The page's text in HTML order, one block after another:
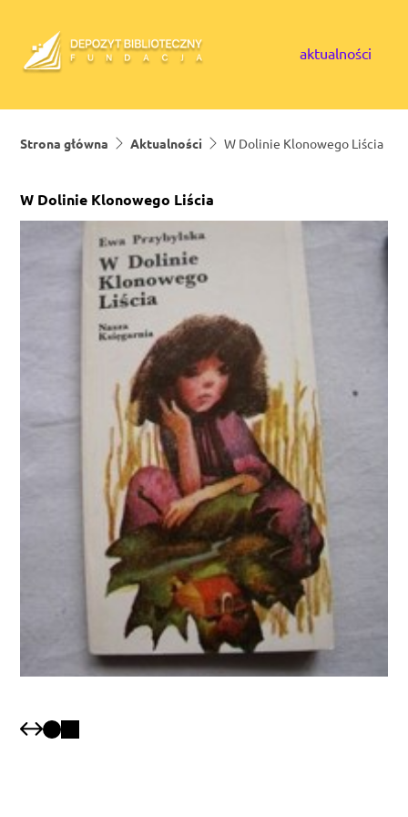
aktualności
Strona główna Aktualności W Dolinie Klonowego Liścia
W Dolinie Klonowego Liścia